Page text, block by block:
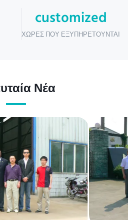
customized
ΧΏΡΕΣ ΠΟΥ ΕΞΥΠΗΡΕΤΟΎΝΤΑΙ
Νέα